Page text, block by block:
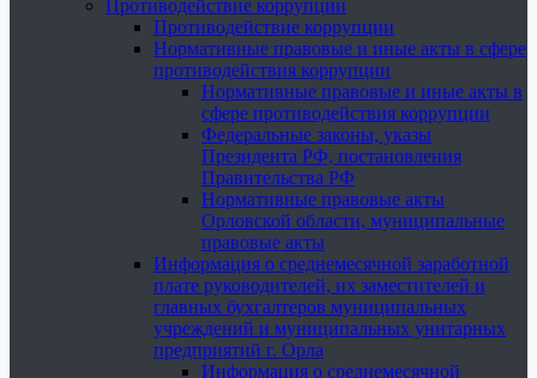
Противодействие коррупции
Противодействие коррупции
Нормативные правовые и иные акты в сфере
противодействия коррупции
Нормативные правовые и иные акты в
сфере противодействия коррупции
Федеральные законы, указы
Президента РФ, постановления
Правительства РФ
Нормативные правовые акты
Орловской области, муниципальные
правовые акты
Информация о среднемесячной заработной
плате руководителей, их заместителей и
главных бухгалтеров муниципальных
учреждений и муниципальных унитарных
предприятий г. Орла
Информация о среднемесячной